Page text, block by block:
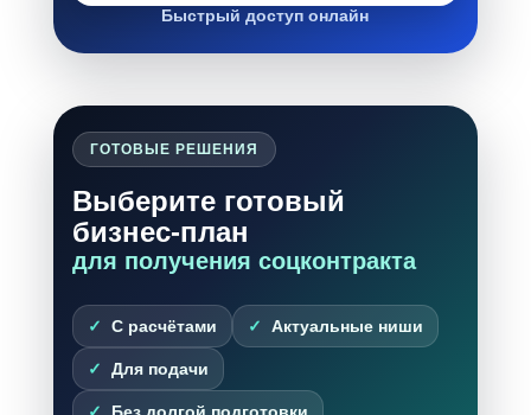
Быстрый доступ онлайн
ГОТОВЫЕ РЕШЕНИЯ
Выберите готовый
бизнес-план
для получения соцконтракта
С расчётами Актуальные ниши
Для подачи